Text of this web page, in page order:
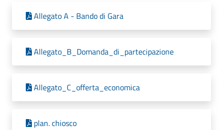
Allegato A - Bando di Gara
Allegato_B_Domanda_di_partecipazione
Allegato_C_offerta_economica
plan. chiosco